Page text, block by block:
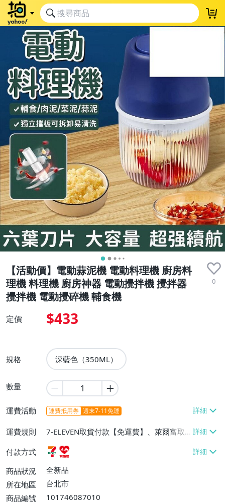
【活動價】電動蒜泥機 電動料理機 廚房料
理機 料理機 廚房神器 電動攪拌機 攪拌器
攪拌機 電動攪碎機 輔食機
0
定價 $433
規格 深藍色（350ML）
數量
運費活動 運費抵用券 週末7-11免運
運費規則
7-ELEVEN取貨付款【免運費】、萊爾富取
貨付款【免運費】
付款方式
商品狀況
全新品
所在地區
台北市
商品編號
101746087010